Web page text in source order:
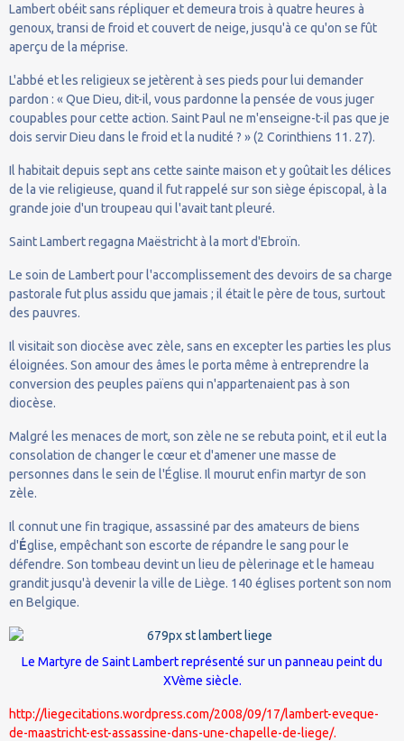
Lambert obéit sans répliquer et demeura trois à quatre heures à
genoux, transi de froid et couvert de neige, jusqu'à ce qu'on se fût
aperçu de la méprise.
L'abbé et les religieux se jetèrent à ses pieds pour lui demander
pardon : « Que Dieu, dit-il, vous pardonne la pensée de vous juger
coupables pour cette action. Saint Paul ne m'enseigne-t-il pas que je
dois servir Dieu dans le froid et la nudité ? » (2 Corinthiens 11. 27).
Il habitait depuis sept ans cette sainte maison et y goûtait les délices
de la vie religieuse, quand il fut rappelé sur son siège épiscopal, à la
grande joie d'un troupeau qui l'avait tant pleuré.
Saint Lambert regagna Maëstricht à la mort d'Ebroïn.
Le soin de Lambert pour l'accomplissement des devoirs de sa charge
pastorale fut plus assidu que jamais ; il était le père de tous, surtout
des pauvres.
Il visitait son diocèse avec zèle, sans en excepter les parties les plus
éloignées. Son amour des âmes le porta même à entreprendre la
conversion des peuples païens qui n'appartenaient pas à son
diocèse.
Malgré les menaces de mort, son zèle ne se rebuta point, et il eut la
consolation de changer le cœur et d'amener une masse de
personnes dans le sein de l'Église. Il mourut enfin martyr de son
zèle.
Il connut une fin tragique, assassiné par des amateurs de biens
d'Église, empêchant son escorte de répandre le sang pour le
défendre. Son tombeau devint un lieu de pèlerinage et le hameau
grandit jusqu'à devenir la ville de Liège. 140 églises portent son nom
en Belgique.
Le Martyre de Saint Lambert représenté sur un panneau peint du
XVème siècle.
http://liegecitations.wordpress.com/2008/09/17/lambert-eveque-
de-maastricht-est-assassine-dans-une-chapelle-de-liege/.